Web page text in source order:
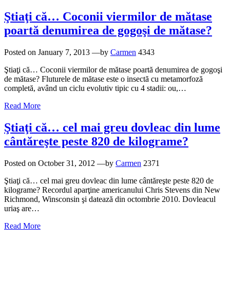
Ştiaţi că… Coconii viermilor de mătase
poartă denumirea de gogoşi de mătase?
Posted on January 7, 2013 —by Carmen 4343
Ştiaţi că… Coconii viermilor de mătase poartă denumirea de gogoşi
de mătase? Fluturele de mătase este o insectă cu metamorfoză
completă, având un ciclu evolutiv tipic cu 4 stadii: ou,…
Read More
Ştiaţi că… cel mai greu dovleac din lume
cântăreşte peste 820 de kilograme?
Posted on October 31, 2012 —by Carmen 2371
Ştiaţi că… cel mai greu dovleac din lume cântăreşte peste 820 de
kilograme? Recordul aparţine americanului Chris Stevens din New
Richmond, Winsconsin şi datează din octombrie 2010. Dovleacul
uriaş are…
Read More